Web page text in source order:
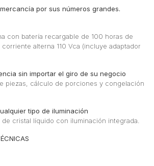
por sus números grandes.
con batería recargable de 100 horas de
alterna 110 Vca (incluye adaptador
sin importar el giro de su negocio
piezas, cálculo de porciones y congelación
tipo de iluminación
cristal líquido con iluminación integrada.